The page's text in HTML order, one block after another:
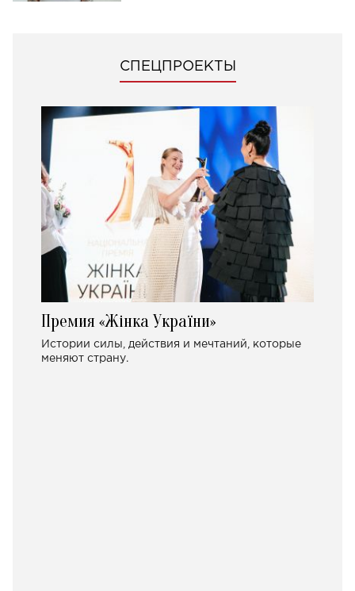
СПЕЦПРОЕКТЫ
Премия «Жінка України»
Истории силы, действия и мечтаний, которые
меняют страну.